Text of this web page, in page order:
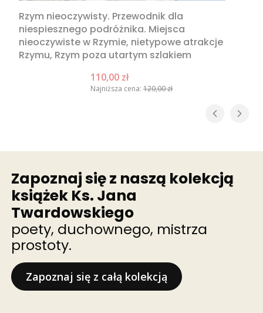
Rzym nieoczywisty. Przewodnik dla
niespiesznego podróżnika. Miejsca
nieoczywiste w Rzymie, nietypowe atrakcje
Rzymu, Rzym poza utartym szlakiem
Cena promocyjna
110,00 zł
Najniższa cena: 120,00 zł
Zapoznaj się z naszą kolekcją
książek Ks. Jana
Twardowskiego
poety, duchownego, mistrza
prostoty.
Zapoznaj się z całą kolekcją